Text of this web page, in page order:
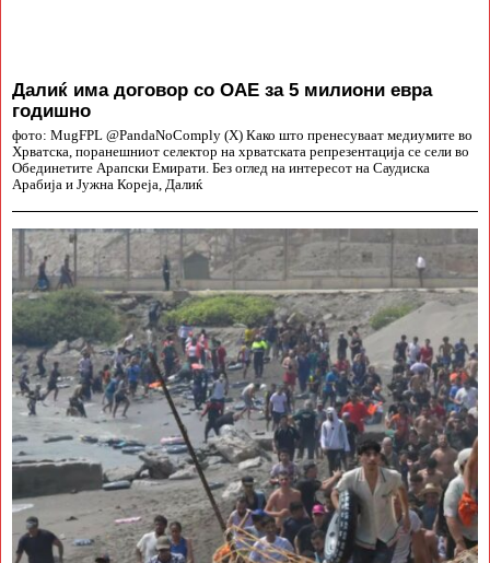
Далиќ има договор со ОАЕ за 5 милиони евра
годишно
фото: MugFPL @PandaNoComply (X) Како што пренесуваат медиумите во
Хрватска, поранешниот селектор на хрватската репрезентација се сели во
Обединетите Арапски Емирати. Без оглед на интересот на Саудиска
Арабија и Јужна Кореја, Далиќ